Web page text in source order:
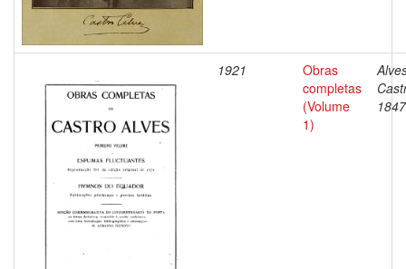
1921
Obras
completas
(Volume
1)